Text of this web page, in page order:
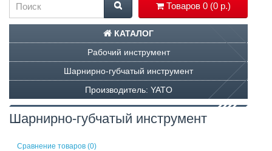
Товаров 0 (0 р.)
КАТАЛОГ
Рабочий инструмент
Шарнирно-губчатый инструмент
Производитель: YATO
Шарнирно-губчатый инструмент
Сравнение товаров (0)